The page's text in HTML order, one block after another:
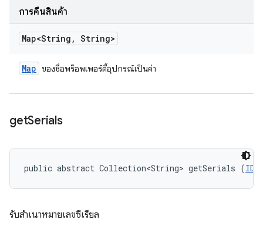
การคืนสินค้า
Map<String , String>
Map ของชื่อพร็อพเพอร์ตี้อุปกรณ์เป็นค่า
getSerials
public abstract Collection<String> getSerials (
รับสำเนาหมายเลขซีเรียล